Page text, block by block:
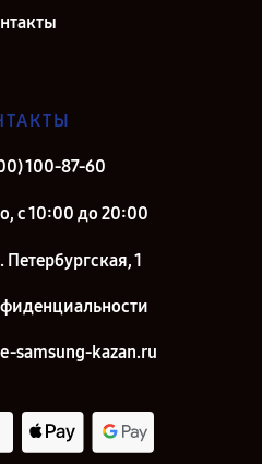
100-87-60
с 10:00 до 20:00
Петербургская, 1
samsung-kazan.ru